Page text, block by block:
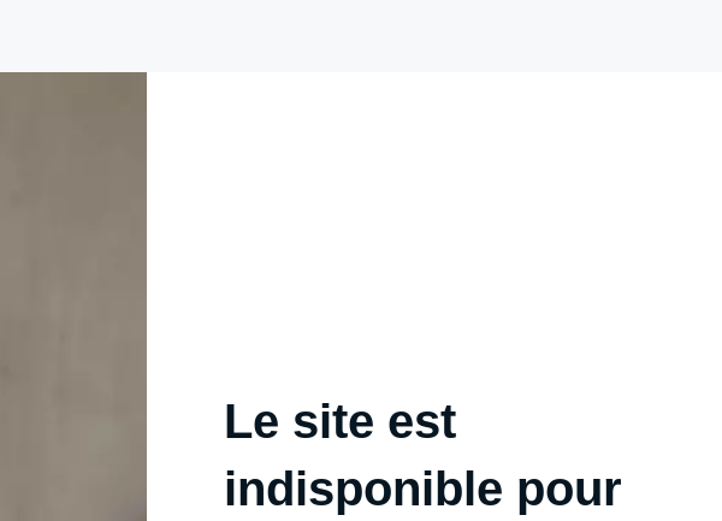
Le site est
indisponible pour